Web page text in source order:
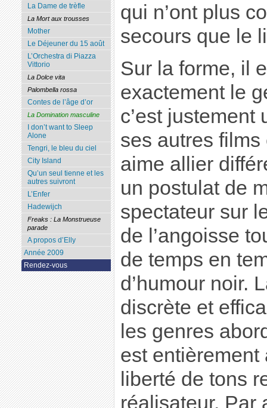
qui n’ont plus
secours que le
Sur la forme, il
exactement le
c’est justement
ses autres
aime allier
un postulat de
spectateur sur
de l’angoisse
de temps en
d’humour noir.
discrète et
les genres
est entièrement
liberté de tons
réalisateur. Par
La Dame de trèfle
La Mort aux trousses
Mother
Le Déjeuner du 15 août
L’Orchestra di Piazza
Vittorio
La Dolce vita
Palombella rossa
Contes de l’âge d’or
La Domination masculine
I don’t want to Sleep
Alone
Tengri, le bleu du ciel
City Island
Qu’un seul tienne et les
autres suivront
L’Enfer
Hadewijch
Freaks : La Monstrueuse
parade
A propos d’Elly
Année 2009
Rendez-vous